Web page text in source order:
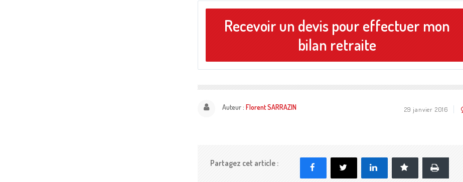
Recevoir un devis pour effectuer mon
bilan retraite
Auteur :Florent SARRAZIN 29 janvier 2016
Partagez cet article : Facebook LinkedIn Marque-page
Imprimer